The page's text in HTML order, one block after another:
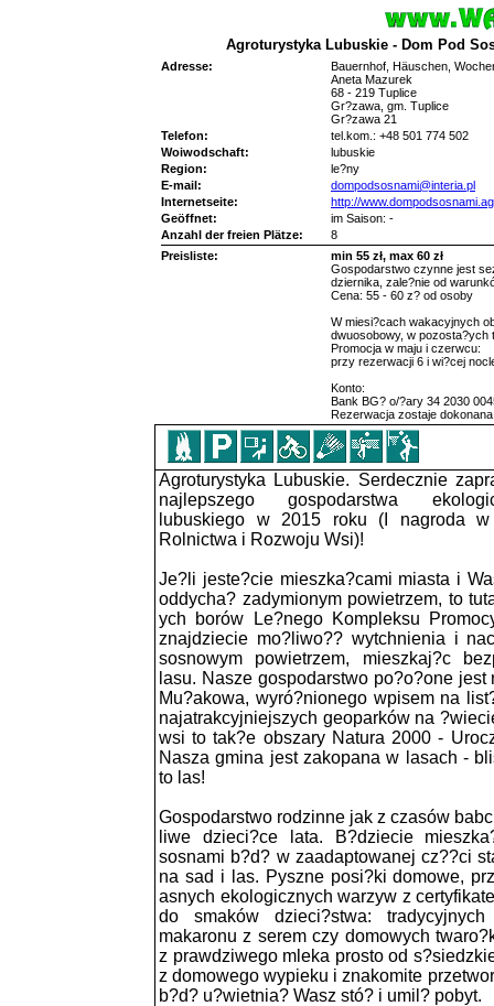
Agroturystyka Lubuskie - Dom Pod
Adresse:
Bauernhof, Häuschen,
Aneta Mazurek
68 - 219 Tuplice
Gr?zawa, gm. Tuplice
Gr?zawa 21
Telefon:
tel.kom.: +48 501 774 502
Woiwodschaft:
lubuskie
Region:
le?ny
E-mail:
dompodsosnami@interia.pl
Internetseite:
http://
Geöffnet:
im Saison: -
Anzahl der freien Plätze:
8
Preisliste:
min 55 zł, max 60 zł
Gospodarstwo czynne jest
dziernika, zale?nie od
Cena: 55 - 60 z? od osoby
W miesi?cach wakacyjnych
dwuosobowy, w pozosta?ych
Promocja w maju i czerwcu:
przy rezerwacji 6 i wi?cej
Konto:
Bank BG? o/?ary 34 2030
Rezerwacja zostaje
Agroturystyka Lubuskie. Serdecznie
najlepszego gospodarstwa
lubuskiego w 2015 roku (I nagroda w
Rolnictwa i Rozwoju Wsi)!
Je?li jeste?cie mieszka?cami miasta i
oddycha? zadymionym powietrzem, to
ych borów Le?nego Kompleksu
znajdziecie mo?liwo?? wytchnienia i
sosnowym powietrzem, mieszkaj?c
lasu. Nasze gospodarstwo po?o?one
Mu?akowa, wyró?nionego wpisem na
najatrakcyjniejszych geoparków na
wsi to tak?e obszary Natura 2000 -
Nasza gmina jest zakopana w lasach -
to las!
Gospodarstwo rodzinne jak z czasów
liwe dzieci?ce lata. B?dziecie
sosnami b?d? w zaadaptowanej cz??ci
na sad i las. Pyszne posi?ki domowe,
asnych ekologicznych warzyw z
do smaków dzieci?stwa:
makaronu z serem czy domowych
z prawdziwego mleka prosto od
z domowego wypieku i znakomite
b?d? u?wietnia? Wasz stó? i umil? pobyt.